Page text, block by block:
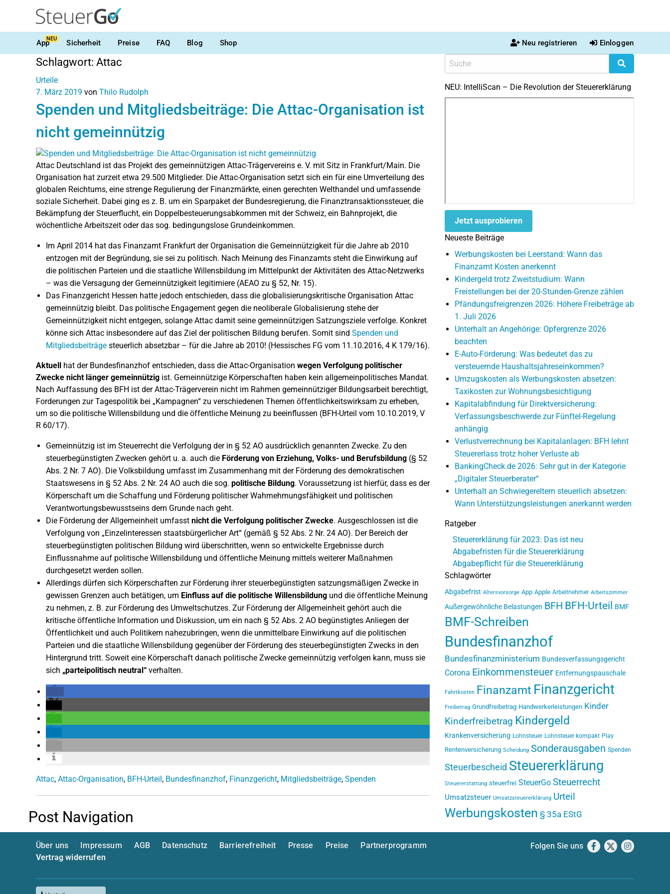
AppNEU Sicherheit Preise FAQ Blog Shop Neu registrieren Einloggen
Schlagwort: Attac
Urteile
7. März 2019 von Thilo Rudolph
Spenden und Mitgliedsbeiträge: Die Attac-Organisation ist
nicht gemeinnützig
Attac Deutschland ist das Projekt des gemeinnützigen Attac-Trägervereins e. V. mit Sitz in Frankfurt/Main. Die
Organisation hat zurzeit etwa 29.500 Mitglieder. Die Attac-Organisation setzt sich ein für eine Umverteilung des
globalen Reichtums, eine strenge Regulierung der Finanzmärkte, einen gerechten Welthandel und umfassende
soziale Sicherheit. Dabei ging es z. B. um ein Sparpaket der Bundesregierung, die Finanztransaktionssteuer, die
Bekämpfung der Steuerflucht, ein Doppelbesteuerungsabkommen mit der Schweiz, ein Bahnprojekt, die
wöchentliche Arbeitszeit oder das sog. bedingungslose Grundeinkommen.
Im April 2014 hat das Finanzamt Frankfurt der Organisation die Gemeinnützigkeit für die Jahre ab 2010
entzogen mit der Begründung, sie sei zu politisch. Nach Meinung des Finanzamts steht die Einwirkung auf
die politischen Parteien und die staatliche Willensbildung im Mittelpunkt der Aktivitäten des Attac-Netzwerks
– was die Versagung der Gemeinnützigkeit legitimiere (AEAO zu § 52, Nr. 15).
Das Finanzgericht Hessen hatte jedoch entschieden, dass die globalisierungskritische Organisation Attac
gemeinnützig bleibt. Das politische Engagement gegen die neoliberale Globalisierung stehe der
Gemeinnützigkeit nicht entgegen, solange Attac damit seine gemeinnützigen Satzungsziele verfolge. Konkret
könne sich Attac insbesondere auf das Ziel der politischen Bildung berufen. Somit sind Spenden und
Mitgliedsbeiträge steuerlich absetzbar – für die Jahre ab 2010! (Hessisches FG vom 11.10.2016, 4 K 179/16).
Aktuell hat der Bundesfinanzhof entschieden, dass die Attac-Organisation wegen Verfolgung politischer
Zwecke nicht länger gemeinnützig ist. Gemeinnützige Körperschaften haben kein allgemeinpolitisches Mandat.
Nach Auffassung des BFH ist der Attac-Trägerverein nicht im Rahmen gemeinnütziger Bildungsarbeit berechtigt,
Forderungen zur Tagespolitik bei „Kampagnen“ zu verschiedenen Themen öffentlichkeitswirksam zu erheben,
um so die politische Willensbildung und die öffentliche Meinung zu beeinflussen (BFH-Urteil vom 10.10.2019, V
R 60/17).
Gemeinnützig ist im Steuerrecht die Verfolgung der in § 52 AO ausdrücklich genannten Zwecke. Zu den
steuerbegünstigten Zwecken gehört u. a. auch die Förderung von Erziehung, Volks- und Berufsbildung (§ 52
Abs. 2 Nr. 7 AO). Die Volksbildung umfasst im Zusammenhang mit der Förderung des demokratischen
Staatswesens in § 52 Abs. 2 Nr. 24 AO auch die sog. politische Bildung. Voraussetzung ist hierfür, dass es der
Körperschaft um die Schaffung und Förderung politischer Wahrnehmungsfähigkeit und politischen
Verantwortungsbewusstseins dem Grunde nach geht.
Die Förderung der Allgemeinheit umfasst nicht die Verfolgung politischer Zwecke. Ausgeschlossen ist die
Verfolgung von „Einzelinteressen staatsbürgerlicher Art“ (gemäß § 52 Abs. 2 Nr. 24 AO). Der Bereich der
steuerbegünstigten politischen Bildung wird überschritten, wenn so entwickelte Ergebnisse durch
Einflussnahme auf politische Willensbildung und öffentliche Meinung mittels weiterer Maßnahmen
durchgesetzt werden sollen.
Allerdings dürfen sich Körperschaften zur Förderung ihrer steuerbegünstigten satzungsmäßigen Zwecke in
gewissen Grenzen auch betätigen, um Einfluss auf die politische Willensbildung und die öffentliche Meinung
zu nehmen, z. B. zur Förderung des Umweltschutzes. Zur Förderung der Allgemeinheit gehört auch die
kritische öffentliche Information und Diskussion, um ein nach § 52 Abs. 2 AO begünstigtes Anliegen der
Öffentlichkeit und auch Politikern nahezubringen, wenn die unmittelbare Einwirkung auf die politischen
Parteien und die staatliche Willensbildung gegenüber der Förderung des steuerbegünstigten Zwecks in den
Hintergrund tritt. Soweit eine Körperschaft danach politische Zwecke gemeinnützig verfolgen kann, muss sie
sich „parteipolitisch neutral“ verhalten.
Attac, Attac-Organisation, BFH-Urteil, Bundesfinanzhof, Finanzgericht, Mitgliedsbeiträge, Spenden
Post Navigation
NEU: IntelliScan – Die Revolution der Steuererklärung
Jetzt ausprobieren
Neueste Beiträge
Werbungskosten bei Leerstand: Wann das
Finanzamt Kosten anerkennt
Kindergeld trotz Zweitstudium: Wann
Freistellungen bei der 20-Stunden-Grenze zählen
Pfändungsfreigrenzen 2026: Höhere Freibeträge ab
1. Juli 2026
Unterhalt an Angehörige: Opfergrenze 2026
beachten
E-Auto-Förderung: Was bedeutet das zu
versteuernde Haushaltsjahreseinkommen?
Umzugskosten als Werbungskosten absetzen:
Taxikosten zur Wohnungsbesichtigung
Kapitalabfindung für Direktversicherung:
Verfassungsbeschwerde zur Fünftel-Regelung
anhängig
Verlustverrechnung bei Kapitalanlagen: BFH lehnt
Steuererlass trotz hoher Verluste ab
BankingCheck.de 2026: Sehr gut in der Kategorie
„Digitaler Steuerberater“
Unterhalt an Schwiegereltern steuerlich absetzen:
Wann Unterstützungsleistungen anerkannt werden
Ratgeber
Steuererklärung für 2023: Das ist neu
Abgabefristen für die Steuererklärung
Abgabepflicht für die Steuererklärung
Schlagwörter
Abgabefrist Altersvorsorge App Apple Arbeitnehmer Arbeitszimmer
Außergewöhnliche Belastungen BFH BFH-Urteil BMF
BMF-Schreiben
Bundesfinanzhof
Bundesfinanzministerium Bundesverfassungsgericht
Corona Einkommensteuer Entfernungspauschale
Fahrtkosten Finanzamt Finanzgericht
Freibetrag Grundfreibetrag Handwerkerleistungen Kinder
Kinderfreibetrag Kindergeld
Krankenversicherung Lohnsteuer Lohnsteuer kompakt Play
Rentenversicherung Scheidung Sonderausgaben Spenden
Steuerbescheid Steuererklärung
Steuererstattung steuerfrei SteuerGo Steuerrecht
Umsatzsteuer Umsatzsteuererklärung Urteil
Werbungskosten § 35a EStG
Über uns Impressum AGB Datenschutz Barrierefreiheit Presse Preise
Partnerprogramm
Vertrag widerrufen
Folgen Sie uns Facebook
X Instagram